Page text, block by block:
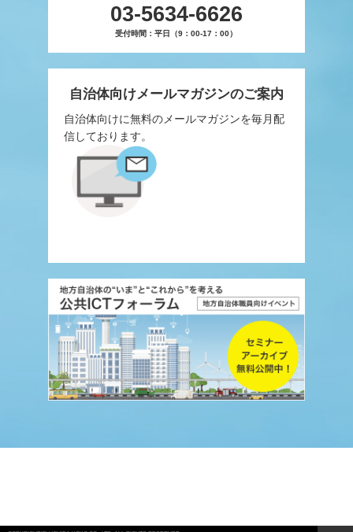
03-5634-6626
受付時間：平日（9：00-17：00）
自治体向けメールマガジンのご案内
自治体向けに無料のメールマガジンを毎月配
信しております。